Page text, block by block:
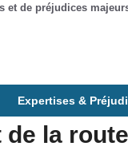
et de préjudices
Expertises &
la